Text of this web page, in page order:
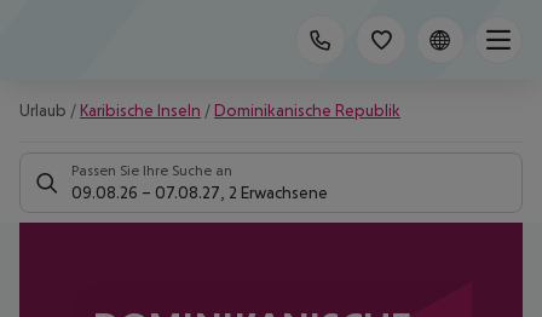
Urlaub / Karibische Inseln / Dominikanische Republik
Passen Sie Ihre Suche an
09.08.26 – 07.08.27 2 Erwachsene